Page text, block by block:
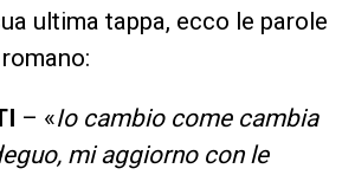
ultima tappa, ecco le parole
– «Io cambio come cambia
mi aggiorno con le